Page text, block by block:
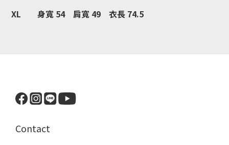
XL 身寬 54 肩寬 49 衣長 74.5
Contact